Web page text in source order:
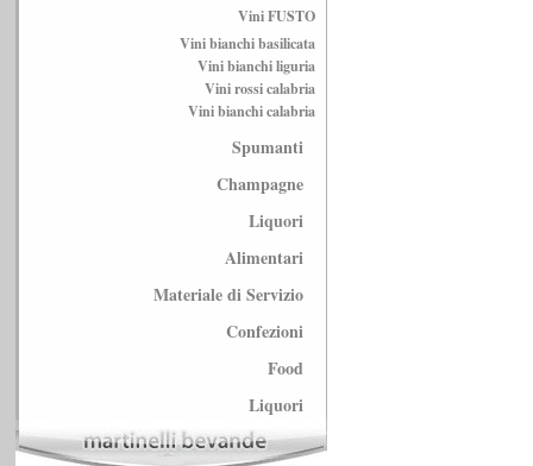
Vini FUSTO
Vini bianchi basilicata
Vini bianchi liguria
Vini rossi calabria
Vini bianchi calabria
Spumanti
Champagne
Liquori
Alimentari
Materiale di Servizio
Confezioni
Food
Liquori